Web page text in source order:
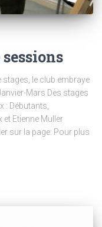
le club embraye
Mars Des stages
: Débutants,
Etienne Muller
sur la page: Pour plus